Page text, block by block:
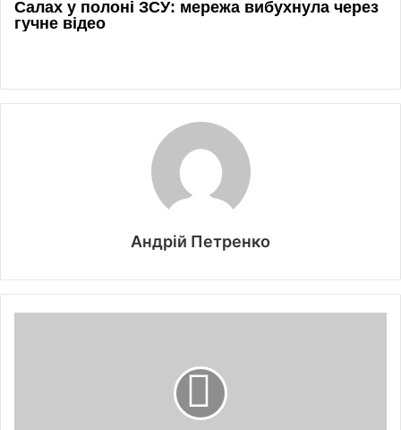
Андрій Петренко